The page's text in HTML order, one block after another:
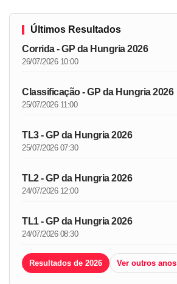
Últimos Resultados
Corrida - GP da Hungria 2026
26/07/2026 10:00
Classificação - GP da Hungria 2026
25/07/2026 11:00
TL3 - GP da Hungria 2026
25/07/2026 07:30
TL2 - GP da Hungria 2026
24/07/2026 12:00
TL1 - GP da Hungria 2026
24/07/2026 08:30
Resultados de 2026 Ver outros anos